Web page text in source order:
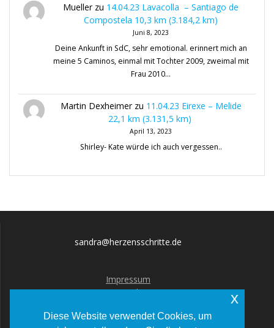
Muellerzu 14.04.23 Lavacolla – Santiago de
Compostela 10,3 km (3.184,2 km)
Juni 8, 2023
Deine Ankunft in SdC, sehr emotional. erinnert mich an
meine 5 Caminos, einmal mit Tochter 2009, zweimal mit
Frau 2010…
Martin Dexheimerzu 11.04.23 Eirexe – Melide
22,1 km (3.131,5 km)
April 13, 2023
Shirley- Kate würde ich auch vergessen..
sandra@herzensschritte.de
Impressum
Datenschutz
Diese Website verwendet Cookies, um
x